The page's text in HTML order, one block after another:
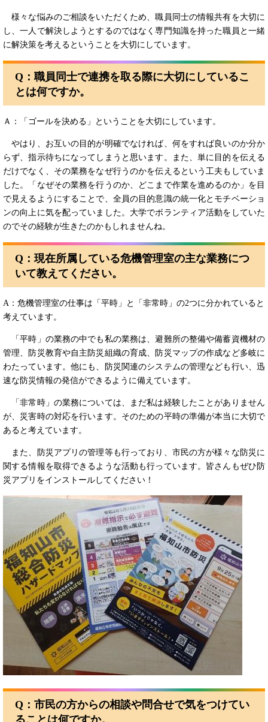
様々な悩みのご相談をいただくため、職員同士の情報共有を大切に
し、一人で解決しようとするのではなく専門知識を持った職員と一緒
に解決策を考えるということを大切にしています。
Q： 職員同士で連携を取る際に大切にしているこ
とは何ですか。
Ａ：「ゴールを決める」ということを大切にしています。
やはり、お互いの目的が明確でなければ、何をすれば良いのか分か
らず、指示待ちになってしまうと思います。また、単に目的を伝える
だけでなく、その業務をなぜ行うのかを伝えるという工夫もしていま
した。「なぜその業務を行うのか、どこまで作業を進めるのか」を目
で見えるようにすることで、全員の目的意識の統一化とモチベーショ
ンの向上に気を配っていました。大学でボランティア活動をしていた
のでその経験が生きたのかもしれませんね。
Q： 現在所属している危機管理室の主な業務につ
いて教えてください。
A：危機管理室の仕事は「平時」と「非常時」の2つに分かれていると
考えています。
「平時」の業務の中でも私の業務は、避難所の整備や備蓄資機材の
管理、防災教育や自主防災組織の育成、防災マップの作成など多岐に
わたっています。他にも、防災関連のシステムの管理なども行い、迅
速な防災情報の発信ができるように備えています。
「非常時」の業務については、まだ私は経験したことがありません
が、災害時の対応を行います。そのための平時の準備が本当に大切で
あると考えています。
また、防災アプリの管理等も行っており、市民の方が様々な防災に
関する情報を取得できるような活動も行っています。皆さんもぜひ防
災アプリをインストールしてください！
Q： 市民の方からの相談や問合せで気をつけてい
ることは何ですか。